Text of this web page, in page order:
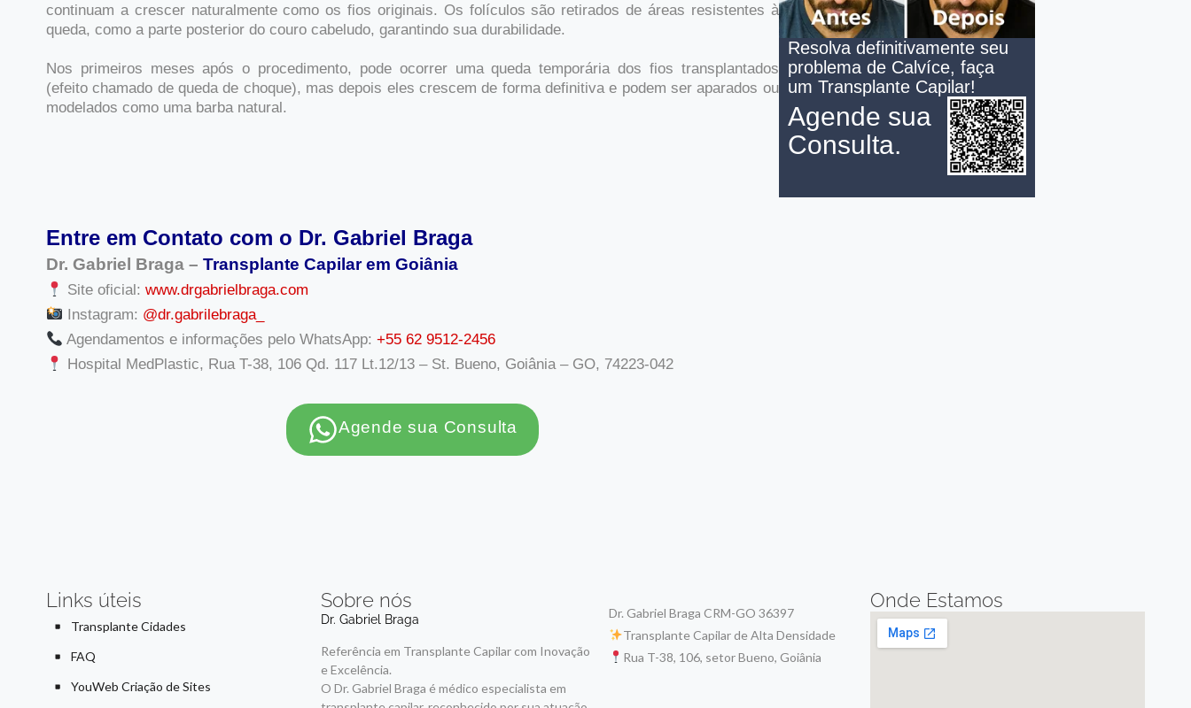
continuam a crescer naturalmente como os fios originais. Os folículos são retirados de áreas resistentes à
queda, como a parte posterior do couro cabeludo, garantindo sua durabilidade.
Nos primeiros meses após o procedimento, pode ocorrer uma queda temporária dos fios transplantados
(efeito chamado de queda de choque), mas depois eles crescem de forma definitiva e podem ser aparados ou
modelados como uma barba natural.
Resolva definitivamente seu
problema de Calvíce, faça
um Transplante Capilar!
Agende sua
Consulta.
Entre em Contato com o Dr. Gabriel Braga
Dr. Gabriel Braga – Transplante Capilar em Goiânia
Site oficial:www.drgabrielbraga.com
Instagram: @dr.gabrilebraga_
Agendamentos e informações pelo WhatsApp:+55 62 9512-2456
Hospital MedPlastic, Rua T-38, 106 Qd. 117 Lt.12/13 – St. Bueno, Goiânia – GO, 74223-042
Agende sua Consulta
Links úteis
Transplante Cidades
FAQ
YouWeb Criação de Sites
Sobre nós
Dr. Gabriel Braga
Referência em Transplante Capilar com Inovação
e Excelência.
O Dr. Gabriel Braga é médico especialista em
Dr. Gabriel Braga CRM-GO 36397
Transplante Capilar de Alta Densidade
Rua T-38, 106, setor Bueno, Goiânia
Onde Estamos